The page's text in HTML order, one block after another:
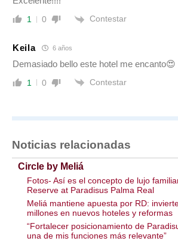
1 0 Contestar
Keila 6 años
Demasiado bello este hotel me encanto😍
1 0 Contestar
Noticias relacionadas
Circle by Meliá
Fotos- Así es el concepto de lujo
Reserve at Paradisus Palma Real
Meliá mantiene apuesta por RD:
millones en nuevos hoteles y reformas
“Fortalecer posicionamiento de
una de mis funciones más relevante”